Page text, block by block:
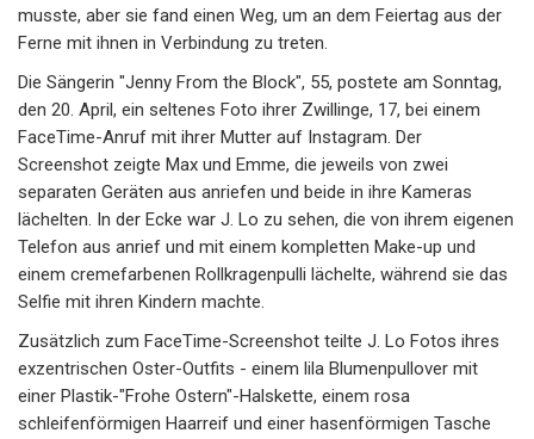
musste, aber sie fand einen Weg, um an dem Feiertag aus der
Ferne mit ihnen in Verbindung zu treten.
Die Sängerin "Jenny From the Block", 55, postete am Sonntag,
den 20. April, ein seltenes Foto ihrer Zwillinge, 17, bei einem
FaceTime-Anruf mit ihrer Mutter auf Instagram. Der
Screenshot zeigte Max und Emme, die jeweils von zwei
separaten Geräten aus anriefen und beide in ihre Kameras
lächelten. In der Ecke war J. Lo zu sehen, die von ihrem eigenen
Telefon aus anrief und mit einem kompletten Make-up und
einem cremefarbenen Rollkragenpulli lächelte, während sie das
Selfie mit ihren Kindern machte.
Zusätzlich zum FaceTime-Screenshot teilte J. Lo Fotos ihres
exzentrischen Oster-Outfits - einem lila Blumenpullover mit
einer Plastik-"Frohe Ostern"-Halskette, einem rosa
schleifenförmigen Haarreif und einer hasenförmigen Tasche